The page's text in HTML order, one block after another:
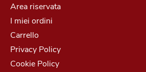
Area riservata
I miei ordini
Carrello
Privacy Policy
Cookie Policy